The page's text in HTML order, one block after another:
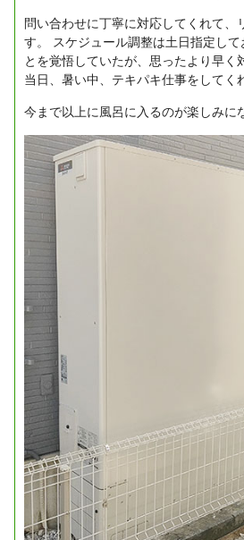
問い合わせに丁寧に対応してくれて、
す。
スケジュール調整は土日指定し
とを覚悟していたが、思ったより早く
当日、暑い中、テキパキ仕事をしてく
今まで以上に風呂に入るのが楽しみに